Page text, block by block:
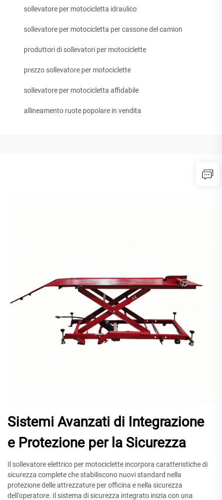
sollevatore per motocicletta idraulico
sollevatore per motocicletta per cassone del camion
produttori di sollevatori per motociclette
prezzo sollevatore per motociclette
sollevatore per motocicletta affidabile
allineamento ruote popolare in vendita
Sistemi Avanzati di Integrazione
e Protezione per la Sicurezza
Il sollevatore elettrico per motociclette incorpora caratteristiche di
sicurezza complete che stabiliscono nuovi standard nella
protezione delle attrezzature per officina e nella sicurezza
dell'operatore. Il sistema di sicurezza integrato inizia con una